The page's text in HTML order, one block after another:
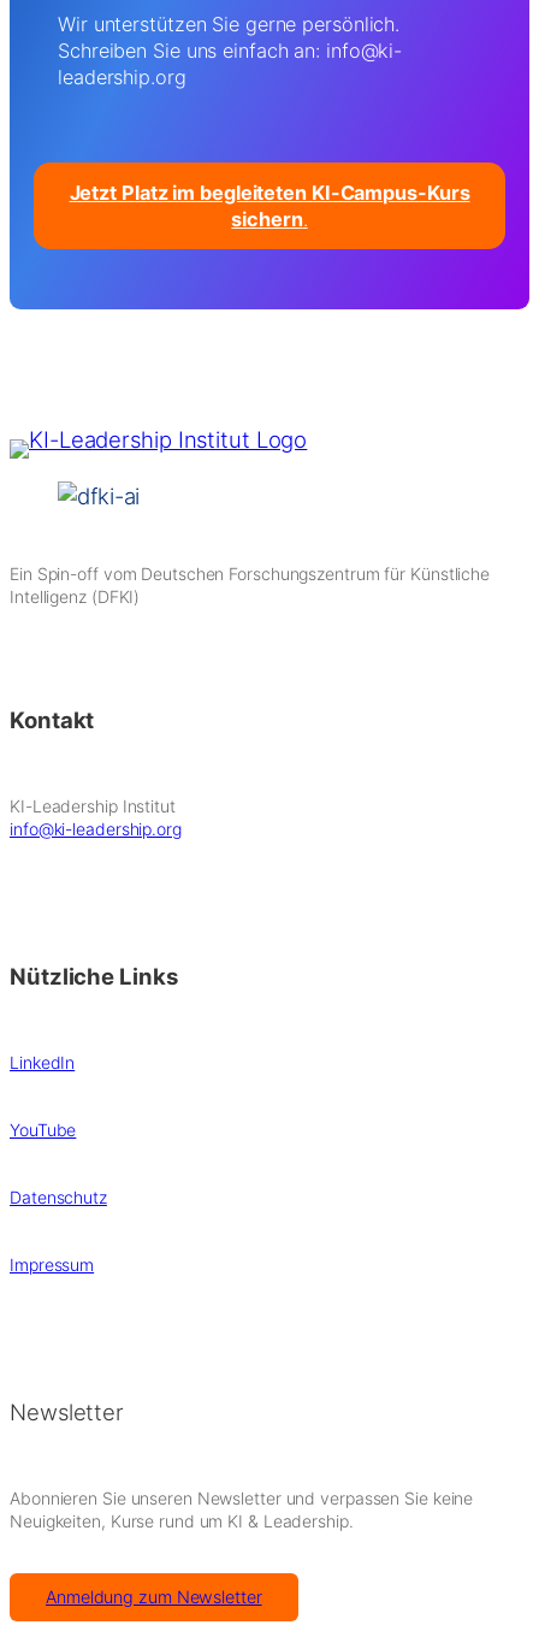
Wir unterstützen Sie gerne persönlich.
Schreiben Sie uns einfach an: info@ki-
leadership.org
Jetzt Platz im begleiteten KI-Campus-Kurs
sichern.
Ein Spin-off vom Deutschen Forschungszentrum für Künstliche
Intelligenz (DFKI)
Kontakt
KI-Leadership Institut
info@ki-leadership.org
Nützliche Links
LinkedIn
YouTube
Datenschutz
Impressum
Newsletter
Abonnieren Sie unseren Newsletter und verpassen Sie keine
Neuigkeiten, Kurse rund um KI & Leadership.
Anmeldung zum Newsletter